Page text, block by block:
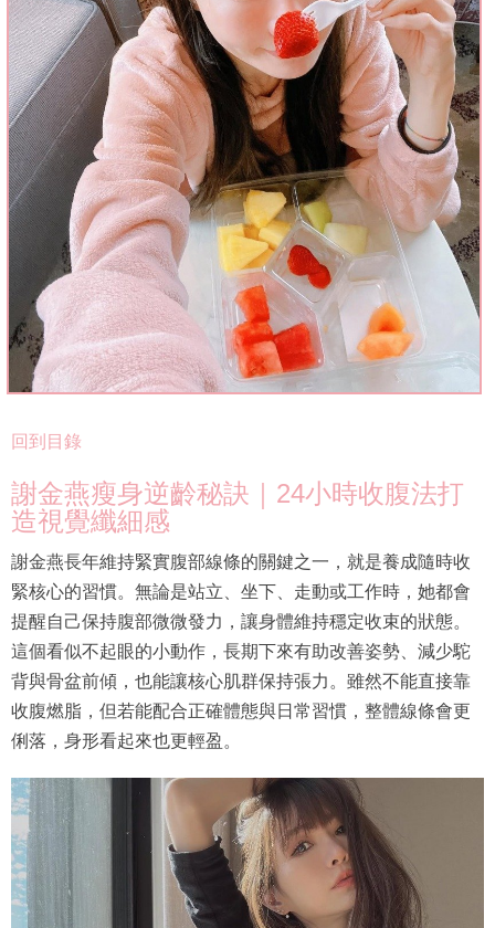
回到目錄
謝金燕瘦身逆齡秘訣｜24小時收腹法打
造視覺纖細感
謝金燕長年維持緊實腹部線條的關鍵之一，就是養成隨時收
緊核心的習慣。無論是站立、坐下、走動或工作時，她都會
提醒自己保持腹部微微發力，讓身體維持穩定收束的狀態。
這個看似不起眼的小動作，長期下來有助改善姿勢、減少駝
背與骨盆前傾，也能讓核心肌群保持張力。雖然不能直接靠
收腹燃脂，但若能配合正確體態與日常習慣，整體線條會更
俐落，身形看起來也更輕盈。